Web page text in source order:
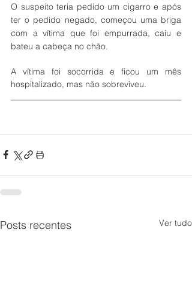
O suspeito teria pedido um cigarro e após
ter o pedido negado, começou uma briga
com a vítima que foi empurrada, caiu e
bateu a cabeça no chão.
A vítima foi socorrida e ficou um mês
hospitalizado, mas não sobreviveu.
Posts recentes Ver tudo